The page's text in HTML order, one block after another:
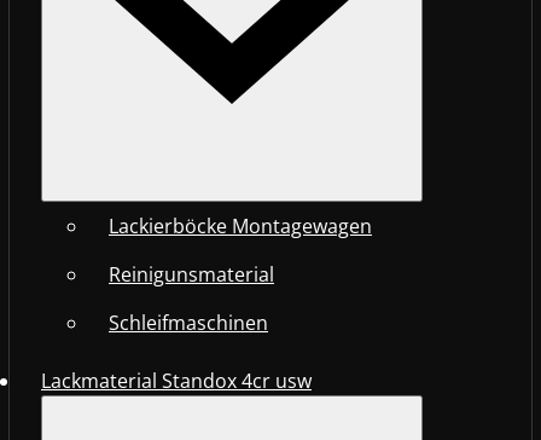
Lackierböcke Montagewagen
Reinigunsmaterial
Schleifmaschinen
Lackmaterial Standox 4cr usw